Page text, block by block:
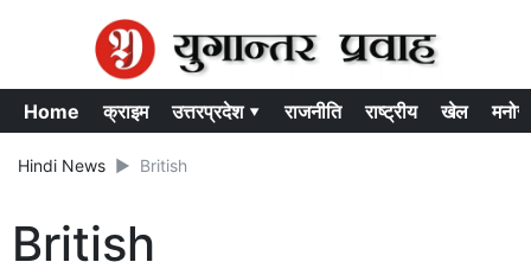
Home क्राइम उत्तरप्रदेश ▾ राजनीति राष्ट्रीय खेल
Hindi News British
British